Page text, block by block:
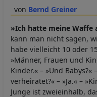
Bernd Greiner
»Ich hatte meine
kann man nicht sagen,
habe vielleicht 10 oder
»Männer, Frauen und
Kinder.« – »Und Babys?«
verheiratet?« – »Ja.« –
Junge ist zweieinhalb,